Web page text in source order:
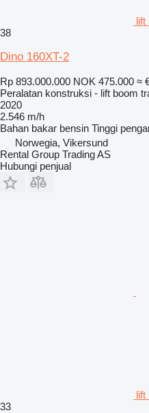
lift
38
Dino 160XT-2
Rp 893.000.000 NOK 475.000 ≈
Peralatan konstruksi - lift boom
2020
2.546 m/h
Bahan bakar bensin Tinggi
Norwegia, Vikersund
Rental Group Trading AS
Hubungi penjual
lift
33